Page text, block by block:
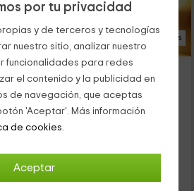
por tu privacidad
y de terceros y tecnologías
nuestro sitio, analizar nuestro
funcionalidades para redes
el contenido y la publicidad en
de navegación, que aceptas
'Aceptar'. Más información
de cookies.
Aceptar
22 Fotos
de Aquitania
14 habitaciones
construida esta casa rural con una
divide en varios apartamentos. Con